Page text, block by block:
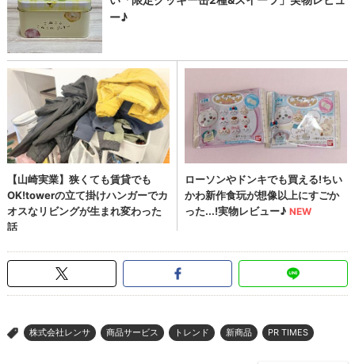
> 株式会社レンサ 商品サービス トレンド 新商品 PR TIMES